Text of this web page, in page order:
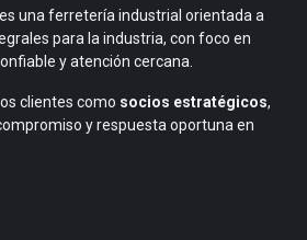
es una ferretería industrial orientada a
para la industria, con foco en
y atención cercana.
clientes como socios estratégicos,
y respuesta oportuna en